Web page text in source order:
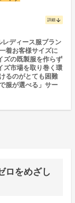
詳細 arrow_downward
ディース服ブラン
着お客様サイズに
ズの既製服を作らず
ズ市場を取り巻く環
るのがとても困難
服が選べる」サー
ロをめざし